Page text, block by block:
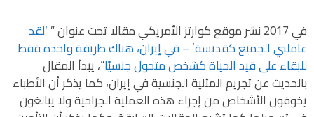
في 2017 نشر موقع كوارتز الأمريكي مقالا تحت عنوان ” ‘لقد
عاملني الجميع كقديسة’ – في إيران، هناك طريقة واحدةفقط
للبقاء على قيد الحياة كشخص متحول جنسيًا“، يبدأ المقال
بالحديث عن تجريم المثلية الجنسية في إيران، كما يذكر أن الأطباء
يخوفون الأشخاص من إجراء هذه العملية الجراحية ولا يبالغون